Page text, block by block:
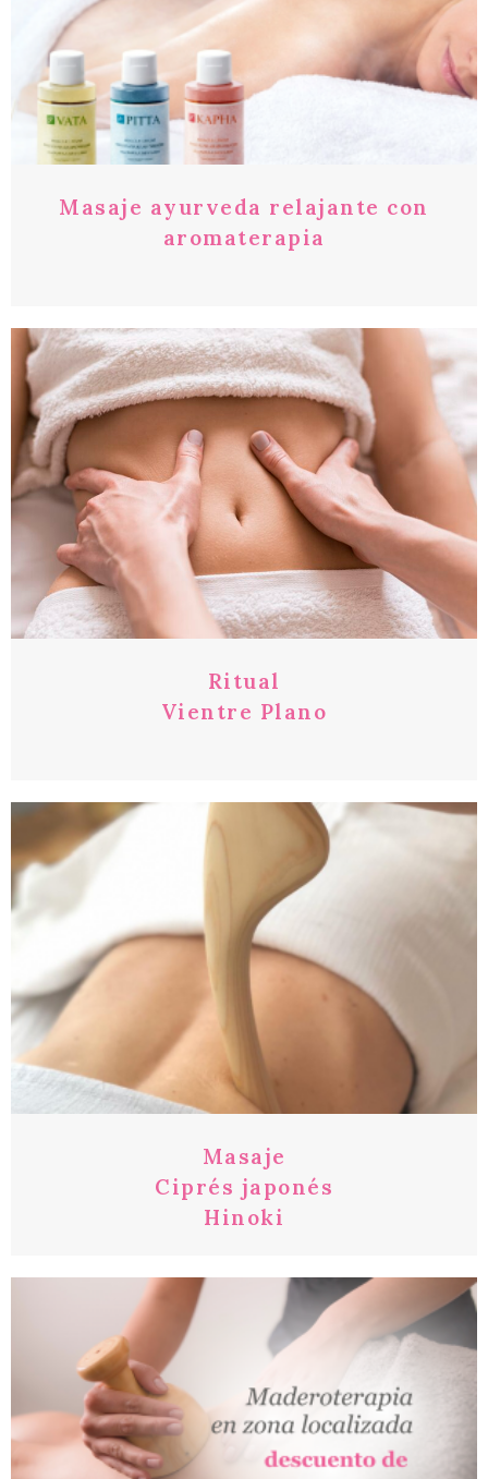
Masaje ayurveda relajante con
aromaterapia
Ritual
Vientre Plano
Masaje
Ciprés japonés
Hinoki